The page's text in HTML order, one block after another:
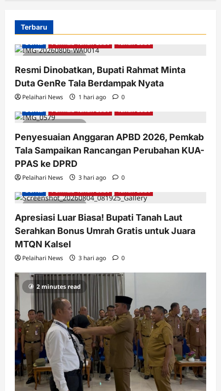
Terbaru
3 minutes read
Berita Pemkab Tanah Laut Tanah Laut
Resmi Dinobatkan, Bupati Rahmat Minta
Duta GenRe Tala Berdampak Nyata
Pelaihari News 1 hari ago 0
2 minutes read
Berita Pemkab Tanah Laut Tanah Laut
Penyesuaian Anggaran APBD 2026, Pemkab
Tala Sampaikan Rancangan Perubahan KUA-
PPAS ke DPRD
Pelaihari News 3 hari ago 0
2 minutes read
Berita Pemkab Tanah Laut Tanah Laut
Apresiasi Luar Biasa! Bupati Tanah Laut
Serahkan Bonus Umrah Gratis untuk Juara
MTQN Kalsel
Pelaihari News 3 hari ago 0
2 minutes read